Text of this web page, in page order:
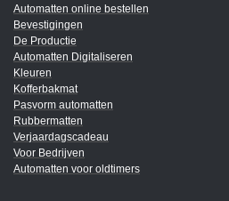
Automatten online bestellen
Bevestigingen
De Productie
Automatten Digitaliseren
Kleuren
Kofferbakmat
Pasvorm automatten
Rubbermatten
Verjaardagscadeau
Voor Bedrijven
Automatten voor oldtimers